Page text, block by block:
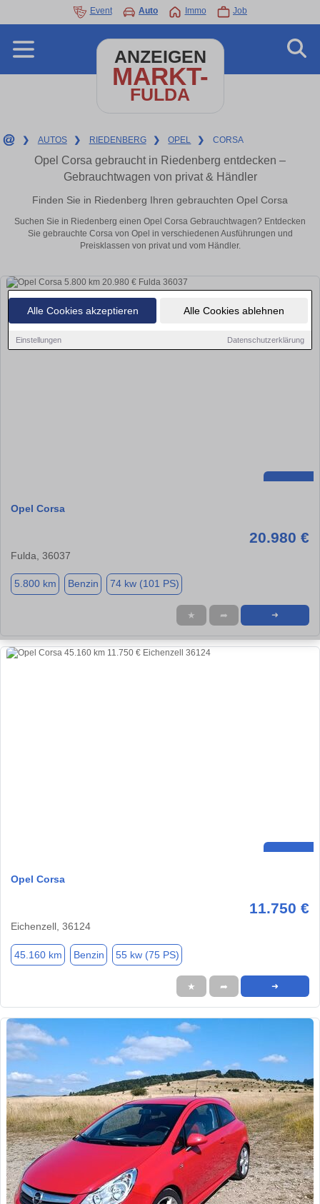
Alle Cookies akzeptieren Alle Cookies ablehnen
Einstellungen Datenschutzerklärung
Event Auto Immo Job
ANZEIGEN
MARKT-
FULDA
❯ AUTOS ❯ RIEDENBERG ❯ OPEL ❯ CORSA
Opel Corsa gebraucht in Riedenberg entdecken –
Gebrauchtwagen von privat & Händler
Finden Sie in Riedenberg Ihren gebrauchten Opel Corsa
Suchen Sie in Riedenberg einen Opel Corsa Gebrauchtwagen? Entdecken
Sie gebrauchte Corsa von Opel in verschiedenen Ausführungen und
Preisklassen von privat und vom Händler.
Opel Corsa
20.980 €
Fulda, 36037
5.800 km Benzin 74 kw (101 PS)
★ ➦ ➜
Opel Corsa
11.750 €
Eichenzell, 36124
45.160 km Benzin 55 kw (75 PS)
★ ➦ ➜